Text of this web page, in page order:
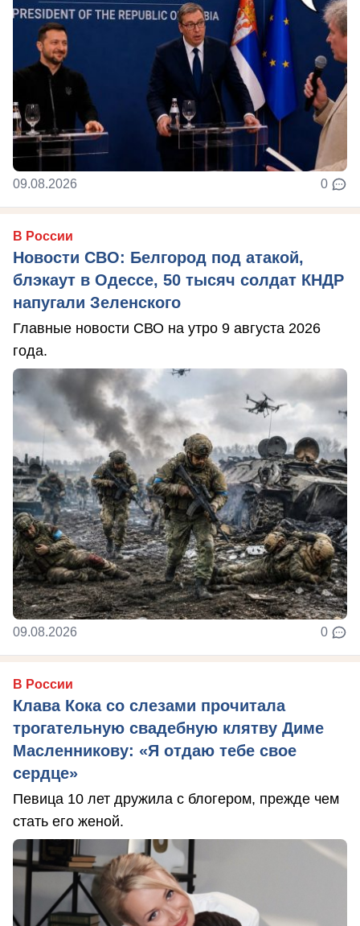
09.08.2026 0
В России
Новости СВО: Белгород под атакой,
блэкаут в Одессе, 50 тысяч солдат КНДР
напугали Зеленского
Главные новости СВО на утро 9 августа 2026
года.
09.08.2026 0
В России
Клава Кока со слезами прочитала
трогательную свадебную клятву Диме
Масленникову: «Я отдаю тебе свое
сердце»
Певица 10 лет дружила с блогером, прежде чем
стать его женой.